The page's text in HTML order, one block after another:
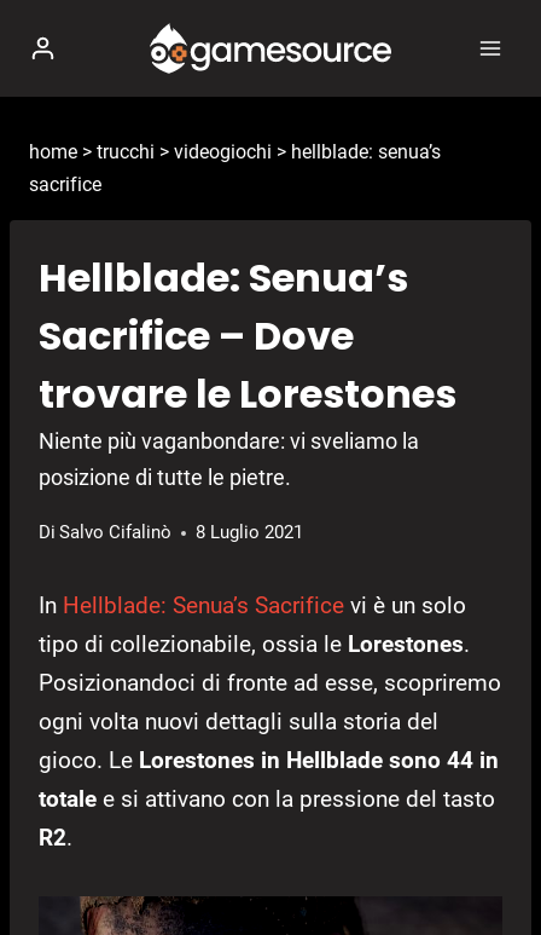
contenuto
home > trucchi > videogiochi > hellblade: senua’s
sacrifice
Hellblade: Senua’s
Sacrifice – Dove
trovare le Lorestones
Niente più vaganbondare: vi sveliamo la
posizione di tutte le pietre.
Di Salvo Cifalinò 8 Luglio 2021
In Hellblade: Senua’s Sacrifice vi è un solo
tipo di collezionabile, ossia le Lorestones.
Posizionandoci di fronte ad esse, scopriremo
ogni volta nuovi dettagli sulla storia del
gioco. Le Lorestones in Hellblade sono 44 in
totale e si attivano con la pressione del tasto
R2.